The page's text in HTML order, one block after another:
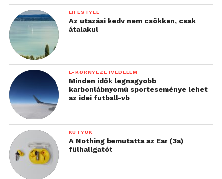
LIFESTYLE
Az utazási kedv nem csökken, csak
átalakul
E-KÖRNYEZETVÉDELEM
Minden idők legnagyobb
karbonlábnyomú sporteseménye lehet
az idei futball-vb
KÜTYÜK
A Nothing bemutatta az Ear (3a)
fülhallgatót